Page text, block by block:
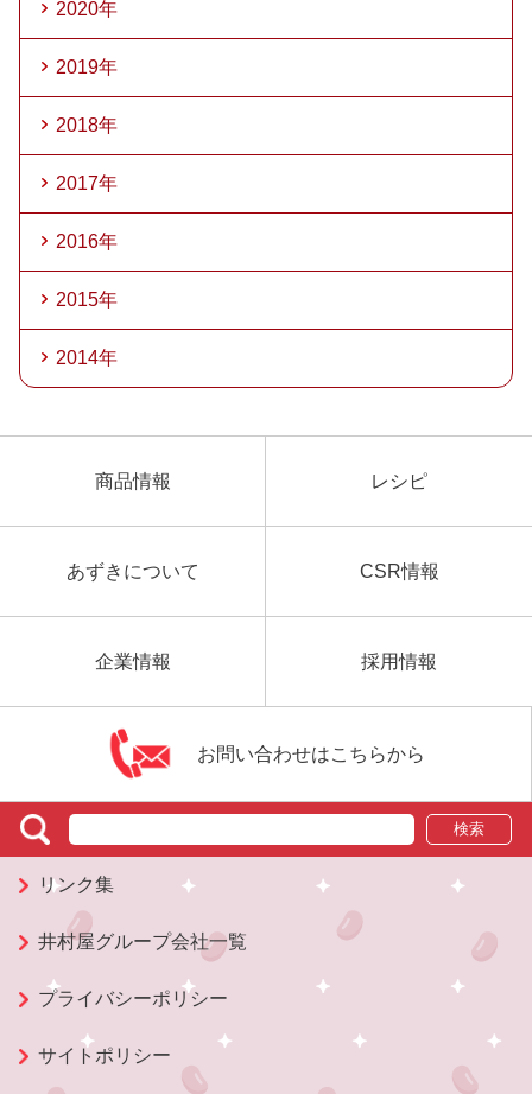
2020年
2019年
2018年
2017年
2016年
2015年
2014年
商品情報 レシピ
あずきについて CSR情報
企業情報 採用情報
お問い合わせはこちらから
検索
リンク集
井村屋グループ会社一覧
プライバシーポリシー
サイトポリシー